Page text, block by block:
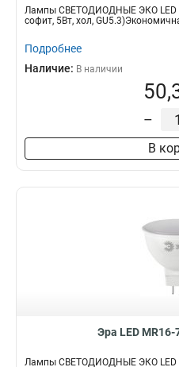
Лампы СВЕТОДИОДНЫЕ ЭКО LED
софит, 5Вт, хол,
Подробнее
Наличие: В наличии
–
В
Эра LED MR16-
Лампы СВЕТОДИОДНЫЕ ЭКО LED